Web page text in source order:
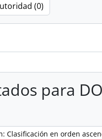
(0)
para
Clasificación en orden